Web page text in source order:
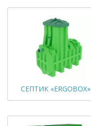
СЕПТИК «ERGOBOX»